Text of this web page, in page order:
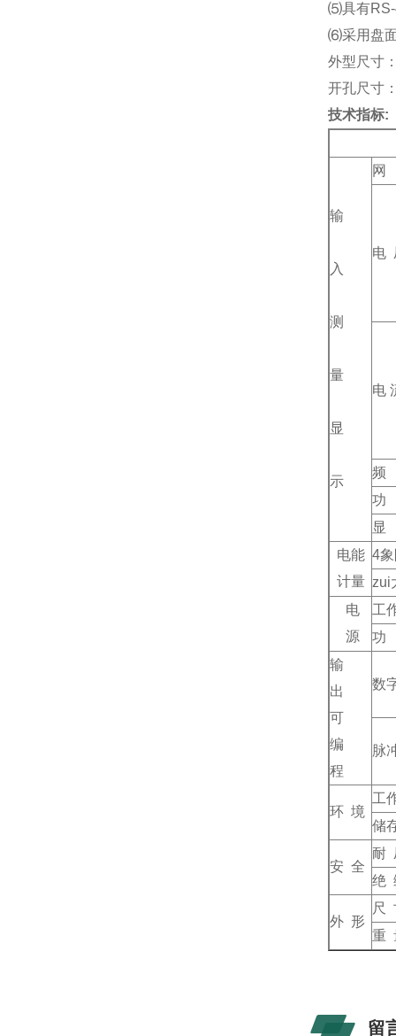
⑸具有
⑹采用盘
外型尺寸
开孔尺寸
技术指标:
输
入
测
量
显
示
网
电
电
频
功
显
电能
计量
4
zui
电
源
工
功
输
出
可
编
程
数
脉
环 境
工
储
安 全
耐
绝
外 形
尺
重
留